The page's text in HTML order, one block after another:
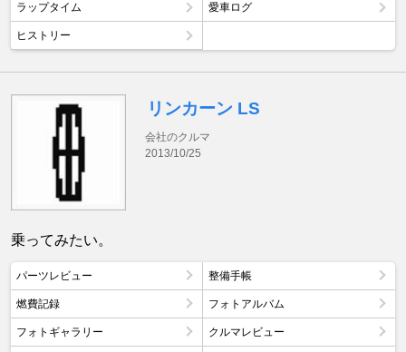
ラップタイム 愛車ログ
ヒストリー
リンカーン LS
会社のクルマ
2013/10/25
乗ってみたい。
パーツレビュー 整備手帳
燃費記録 フォトアルバム
フォトギャラリー クルマレビュー